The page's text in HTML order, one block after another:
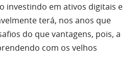
investindo em ativos digitais e
terá, nos anos que
do que vantagens, pois, a
com os velhos